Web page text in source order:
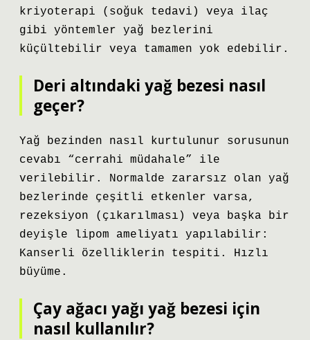
kriyoterapi (soğuk tedavi) veya ilaç
gibi yöntemler yağ bezlerini
küçültebilir veya tamamen yok edebilir.
Deri altındaki yağ bezesi nasıl
geçer?
Yağ bezinden nasıl kurtulunur sorusunun
cevabı “cerrahi müdahale” ile
verilebilir. Normalde zararsız olan yağ
bezlerinde çeşitli etkenler varsa,
rezeksiyon (çıkarılması) veya başka bir
deyişle lipom ameliyatı yapılabilir:
Kanserli özelliklerin tespiti. Hızlı
büyüme.
Çay ağacı yağı yağ bezesi için
nasıl kullanılır?